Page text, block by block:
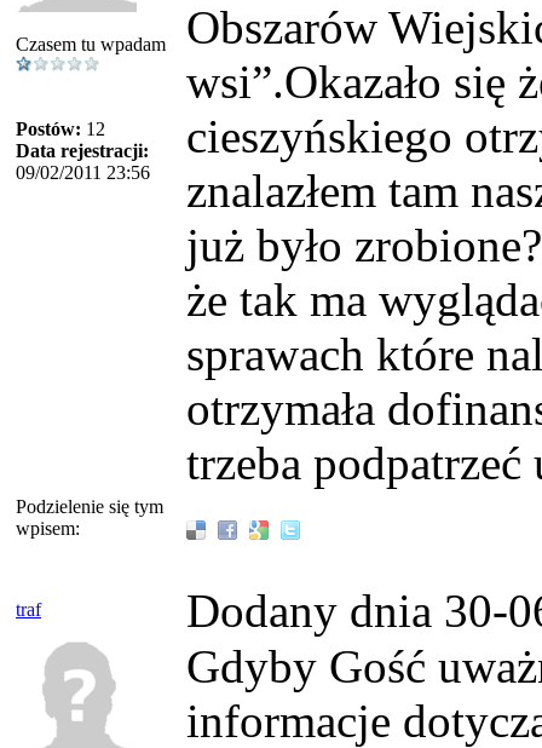
Czasem tu wpadam
Postów: 12
Data rejestracji:
09/02/2011 23:56
Obszarów
wsi”.Okazało się
cieszyńskiego
znalazłem tam
już było
że tak ma
sprawach które
otrzymała
trzeba
Podzielenie się tym
wpisem:
traf Dodany dnia 30-
Gdyby Gość
informacje